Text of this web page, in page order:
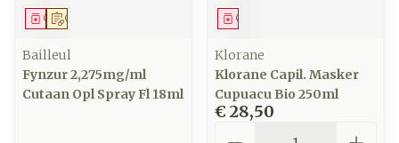
Op voorschrift
Geneesmiddel
Bailleul
Fynzur 2,275mg/ml
Cutaan Opl Spray Fl 18ml
Geneesmiddel
Klorane
Klorane Capil. Masker
Cupuacu Bio 250ml
€ 28,50